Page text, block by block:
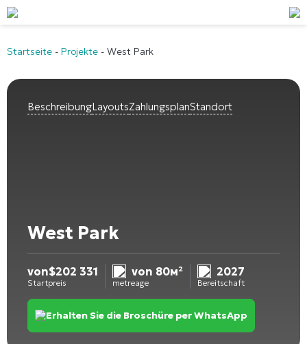
Startseite - Projekte - West Park
BeschreibungLayoutsZahlungsplanStandort
West Park
von$202 331
Startpreis
von 80м²
metreage
2027
Bereitschaft
Erhalten Sie die Broschüre per WhatsApp